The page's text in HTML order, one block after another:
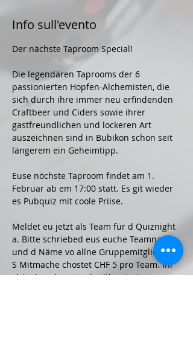
Info sull'evento
Der nächste Taproom Special!
Die legendären Taprooms der 6
passionierten Hopfen-Alchemisten, die
sich durch ihre immer neu erfindenden
Craftbeer und Ciders sowie ihrer
gastfreundlichen und lockeren Art
auszeichnen sind in Bubikon schon seit
längerem ein Geheimtipp.
Euse nöchste Taproom findet am 1.
Februar ab em 17:00 statt. Es git wieder
es Pubquiz mit coole Priise.
Meldet eu jetzt als Team für d Quiznight
a. Bitte schriebed eus euche Teamname
und d Näme vo allne Gruppemitglieder.
S Mitmache chostet CHF 5 pro Team. Ihr
chönd euch entweder über insta